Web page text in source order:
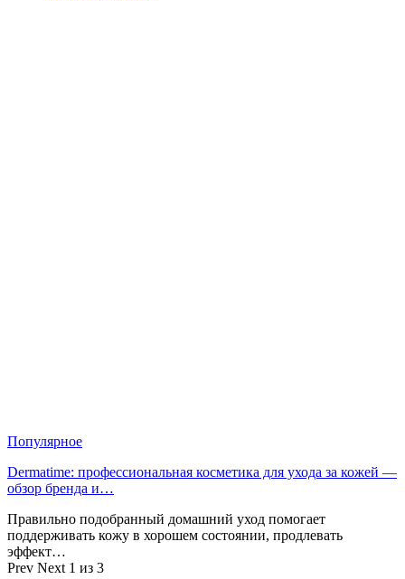
Популярное
Dermatime: профессиональная косметика для ухода за кожей —
обзор бренда и…
Правильно подобранный домашний уход помогает
поддерживать кожу в хорошем состоянии, продлевать
эффект…
Prev Next 1 из 3